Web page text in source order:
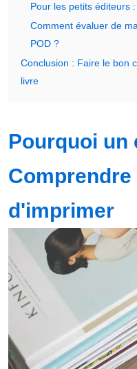
Pour les petits éditeurs
Comment évaluer de
POD ?
Conclusion : Faire le bon
livre
Pourquoi un
d'imprimer